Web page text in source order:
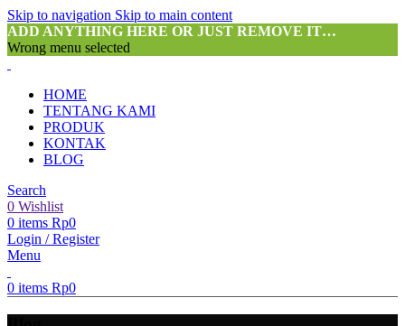
Skip to navigation Skip to main content
ADD ANYTHING HERE OR JUST REMOVE IT…
Wrong menu selected
HOME
TENTANG KAMI
PRODUK
KONTAK
BLOG
Search
0 Wishlist
0 items Rp0
Login / Register
Menu
0 items Rp0